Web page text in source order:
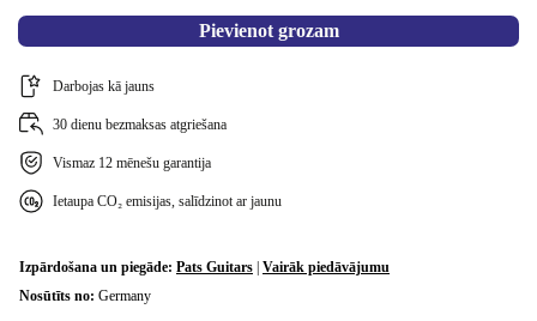
Pievienot grozam
Darbojas kā jauns
30 dienu bezmaksas atgriešana
Vismaz 12 mēnešu garantija
Ietaupa CO₂ emisijas, salīdzinot ar jaunu
Izpārdošana un piegāde: Pats Guitars Vairāk piedāvājumu
Nosūtīts no: Germany